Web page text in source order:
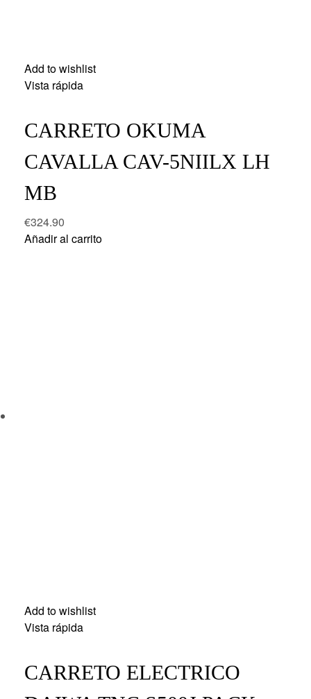
Add to wishlist
Vista rápida
CARRETO OKUMA
CAVALLA CAV-5NIILX LH
MB
€324.90
Añadir al carrito
Add to wishlist
Vista rápida
CARRETO ELECTRICO